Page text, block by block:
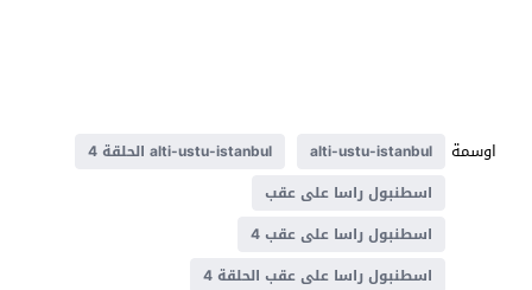
اوسمة alti-ustu-istanbul
alti-ustu-istanbul الحلقة 4
اسطنبول راسا على عقب
اسطنبول راسا على عقب 4
اسطنبول راسا على عقب الحلقة 4